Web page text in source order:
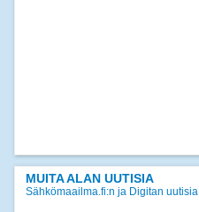
MUITA ALAN UUTISIA
Sähkömaailma.fi:n ja Digitan uutisia